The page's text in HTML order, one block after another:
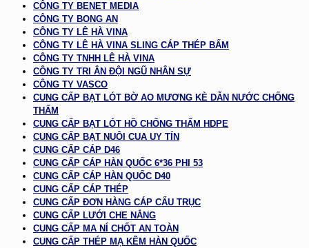
CÔNG TY BENET MEDIA
CÔNG TY BONG AN
CÔNG TY LÊ HÀ VINA
CÔNG TY LÊ HÀ VINA SLING CÁP THÉP BẤM
CÔNG TY TNHH LÊ HÀ VINA
CÔNG TY TRI ÂN ĐỘI NGŨ NHÂN SỰ
CÔNG TY VASCO
CUNG CẤP BẠT LÓT BỜ AO MƯƠNG KÈ DẪN NƯỚC CHỐNG
THẤM
CUNG CẤP BẠT LÓT HỒ CHỐNG THẤM HDPE
CUNG CẤP BẠT NUÔI CUA UY TÍN
CUNG CẤP CÁP D46
CUNG CẤP CÁP HÀN QUỐC 6*36 PHI 53
CUNG CẤP CÁP HÀN QUỐC D40
CUNG CẤP CÁP THÉP
CUNG CẤP ĐƠN HÀNG CÁP CẨU TRỤC
CUNG CẤP LƯỚI CHE NẮNG
CUNG CẤP MA NÍ CHỐT AN TOÀN
CUNG CẤP THÉP MẠ KẼM HÀN QUỐC